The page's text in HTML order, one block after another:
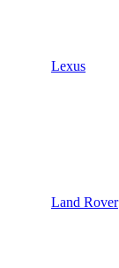
Lexus
Land Rover